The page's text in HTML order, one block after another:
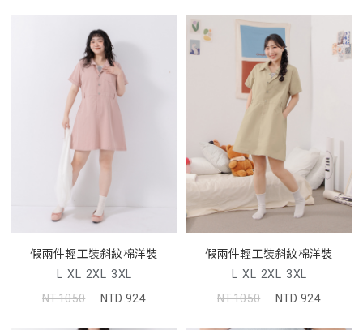
假兩件輕工裝斜紋棉洋裝
L XL 2XL 3XL
NT.1050
NTD.924
假兩件輕工裝斜紋棉洋裝
L XL 2XL 3XL
NT.1050
NTD.924